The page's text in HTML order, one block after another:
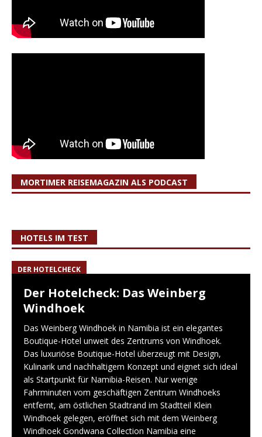
MORTIMER REISEMAGAZIN ALS PODCAST
HOTELS IM TEST
DER HOTELCHECK
Der Hotelcheck: Das Weinberg
Windhoek
Das Weinberg Windhoek in Namibia ist ein elegantes
Boutique-Hotel unweit des Zentrums von Windhoek.
Das luxuriöse Boutique-Hotel überzeugt mit Design,
Kulinarik und nachhaltigem Konzept und eignet sich ideal
als Startpunkt für Namibia-Reisen. Nur wenige
Fahrminuten vom geschäftigen Zentrum Windhoeks
entfernt, am östlichen Stadtrand im Stadtteil Klein
Windhoek gelegen, eröffnet sich mit dem Weinberg
Windhoek Gondwana Collection Namibia eine